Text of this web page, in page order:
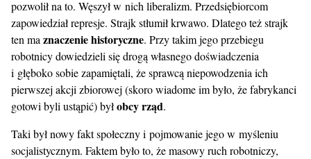
pozwolił na to. Węszył w nich liberalizm. Przedsiębiorcom
zapowiedział represje. Strajk stłumił krwawo. Dlatego też strajk
ten ma znaczenie historyczne. Przy takim jego przebiegu
robotnicy dowiedzieli się drogą własnego doświadczenia
i głęboko sobie zapamiętali, że sprawcą niepowodzenia ich
pierwszej akcji zbiorowej (skoro wiadome im było, że fabrykanci
gotowi byli ustąpić) byłobcy rząd.
Taki był nowy fakt społeczny i pojmowanie jego w myśleniu
socjalistycznym. Faktem było to, że masowy ruch robotniczy,